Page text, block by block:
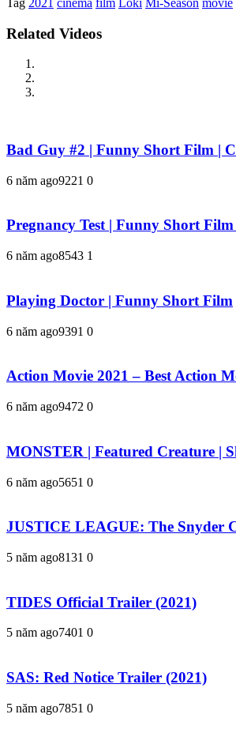
Related Videos
Bad Guy #2 | Funny Short Film |
6 năm ago9221 0
Pregnancy Test | Funny Short
6 năm ago8543 1
Playing Doctor | Funny Short Film
6 năm ago9391 0
Action Movie 2021 – Best Action
6 năm ago9472 0
MONSTER | Featured Creature |
6 năm ago5651 0
JUSTICE LEAGUE: The Snyder
5 năm ago8131 0
TIDES Official Trailer (2021)
5 năm ago7401 0
SAS: Red Notice Trailer (2021)
5 năm ago7851 0